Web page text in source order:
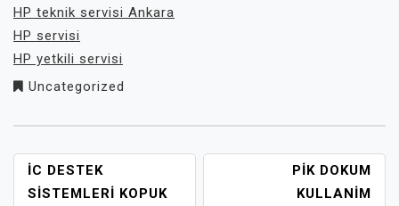
HP teknik servisi Ankara
HP servisi
HP yetkili servisi
Uncategorized
YAZI
GEZINMESI
İC DESTEK
SISTEMLERI KOPUK
PIK DOKUM
KULLANIM